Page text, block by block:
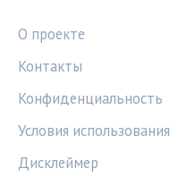
О проекте
Контакты
Конфиденциальность
Условия использования
Дисклеймер